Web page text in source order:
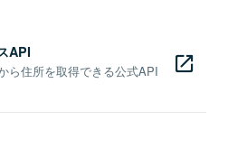
API
ら住所を取得できる公式API